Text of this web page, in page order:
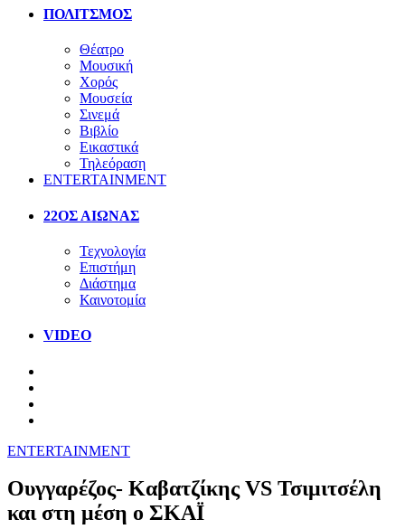
ΠΟΛΙΤΣΜΟΣ
Θέατρο
Μουσική
Χορός
Μουσεία
Σινεμά
Βιβλίο
Εικαστικά
Τηλεόραση
ENTERTAINMENT
22ΟΣ ΑΙΩΝΑΣ
Τεχνολογία
Επιστήμη
Διάστημα
Καινοτομία
VIDEO
ENTERTAINMENT
Ουγγαρέζος- Καβατζίκης VS Τσιμιτσέλη
και στη μέση ο ΣΚΑΪ